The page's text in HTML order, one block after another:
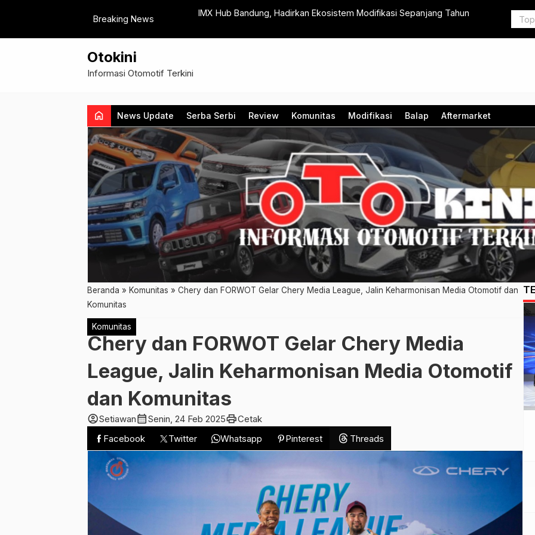
Breaking News
IMX Hub Bandung, Hadirkan Ekosistem Modifikasi Sepanjang Tahun
DFSK E5
Booking
Otokini
Informasi Otomotif Terkini
home News Update Serba Serbi Review Komunitas Modifikasi Balap Aftermarket
Beranda » Komunitas » Chery dan FORWOT Gelar Chery Media League, Jalin Keharmonisan Media Otomotif dan
Komunitas
Komunitas
Chery dan FORWOT Gelar Chery Media
League, Jalin Keharmonisan Media Otomotif
dan Komunitas
account_circleSetiawancalendar_monthSenin, 24 Feb 2025printCetak
Facebook
Twitter Whatsapp Pinterest Threads